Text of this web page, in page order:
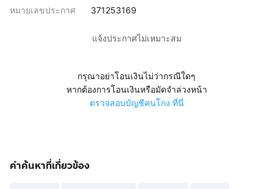
หมายเลขประกาศ
371253169
แจ้งประกาศไม่เหมาะสม
กรุณาอย่าโอนเงินไม่ว่ากรณีใดๆ
หากต้องการโอนเงินหรือมัดจำล่วงหน้า
ตรวจสอบบัญชีคนโกง ที่นี่
คำค้นหาที่เกี่ยวข้อง